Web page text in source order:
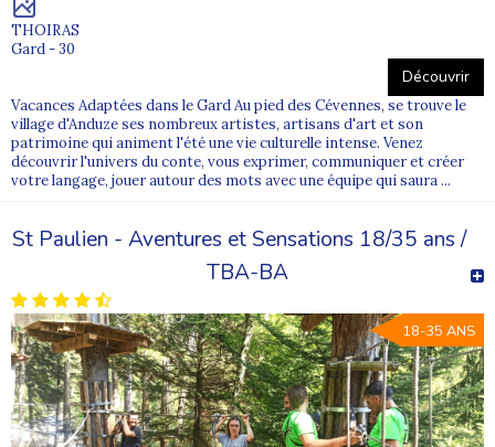
THOIRAS
Gard - 30
Découvrir
Vacances Adaptées dans le Gard Au pied des Cévennes, se trouve le
village d'Anduze ses nombreux artistes, artisans d'art et son
patrimoine qui animent l'été une vie culturelle intense. Venez
découvrir l'univers du conte, vous exprimer, communiquer et créer
votre langage, jouer autour des mots avec une équipe qui saura ...
St Paulien - Aventures et Sensations 18/35 ans /
TBA-BA
18-35 ANS